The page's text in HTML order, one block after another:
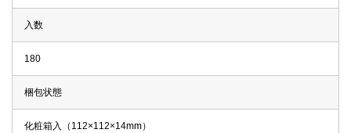
入数
180
梱包状態
化粧箱入（112×112×14mm）